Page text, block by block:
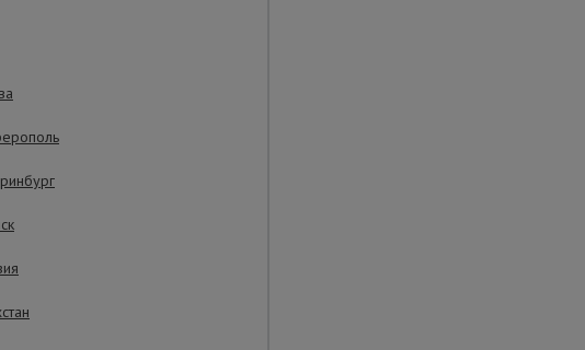
работа